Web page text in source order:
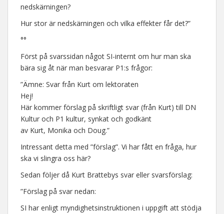
nedskärningen?
Hur stor är nedskärningen och vilka effekter får det?”
°°
Först på svarssidan något SI-internt om hur man ska
bära sig åt när man besvarar P1:s frågor:
”Ämne: Svar från Kurt om lektoraten
Hej!
Här kommer förslag på skriftligt svar (från Kurt) till DN
Kultur och P1 kultur, synkat och godkänt
av Kurt, Monika och Doug.”
Intressant detta med ”förslag”. Vi har fått en fråga, hur
ska vi slingra oss här?
Sedan följer då Kurt Brattebys svar eller svarsförslag:
”Förslag på svar nedan:
SI har enligt myndighetsinstruktionen i uppgift att stödja